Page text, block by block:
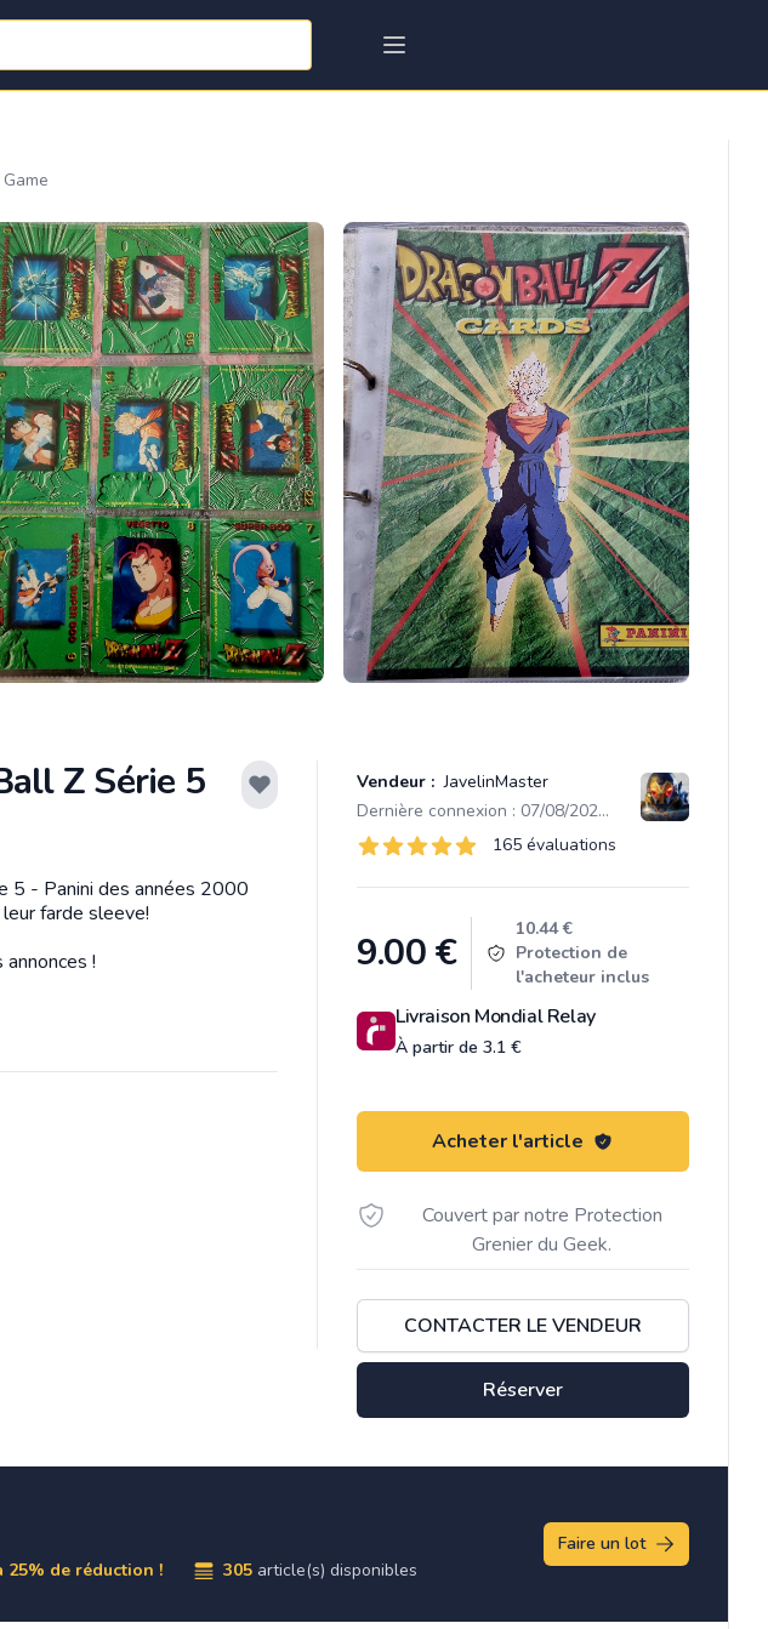
Z Série 5
Vendeur : JavelinMaster
Dernière connexion : 07/08/2026 15:32
Évaluations
165 sur 5 étoiles165 évaluations
Product information
9.00€
10.44 €
Protection de
l'acheteur inclus
Livraison Mondial Relay
À partir de 3.1 €
Acheter l'article
Couvert par notre Protection
Grenier du Geek.
CONTACTER LE VENDEUR
Réserver
5 - Panini des années 2000
farde sleeve!
!
25% de réduction ! 305 article(s) disponibles
Faire un lot